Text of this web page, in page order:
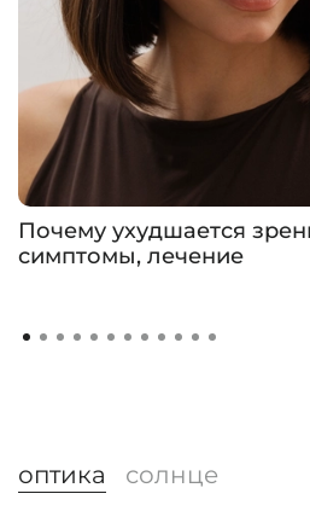
Почему ухудшается
симптомы, лечение
оптика солнце